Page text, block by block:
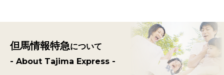
但馬情報特急について
- About Tajima Express -